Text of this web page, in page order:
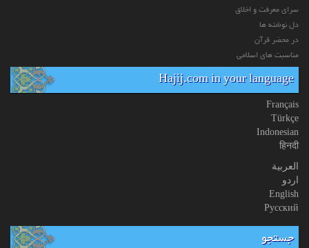
سرای معرفت و اخلاق
دل نوشته ها
در محضر قرآن
مناسبت های اسلامی
Hajij.com in your language
Français
Türkçe
Indonesian
हिनदी
العربیة
اردو
English
Русский
جستجو